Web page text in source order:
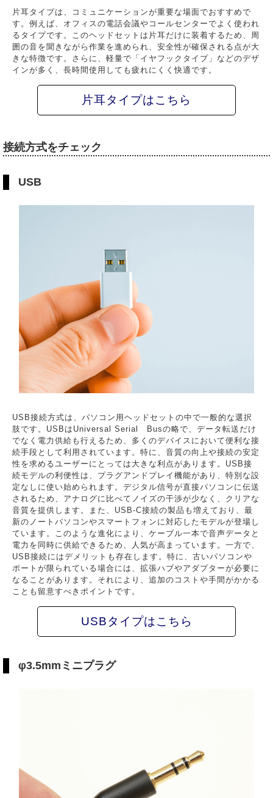
片耳タイプは、コミュニケーションが重要な場面でおすすめで
す。例えば、オフィスの電話会議やコールセンターでよく使われ
るタイプです。このヘッドセットは片耳だけに装着するため、周
囲の音を聞きながら作業を進められ、安全性が確保される点が大
きな特徴です。さらに、軽量で「イヤフックタイプ」などのデザ
インが多く、長時間使用しても疲れにくく快適です。
片耳タイプはこちら
接続方式をチェック
USB
USB接続方式は、パソコン用ヘッドセットの中で一般的な選択
肢です。USBはUniversal Serial Busの略で、データ転送だけ
でなく電力供給も行えるため、多くのデバイスにおいて便利な接
続手段として利用されています。特に、音質の向上や接続の安定
性を求めるユーザーにとっては大きな利点があります。USB接
続モデルの利便性は、プラグアンドプレイ機能があり、特別な設
定なしに使い始められます。デジタル信号が直接パソコンに伝送
されるため、アナログに比べてノイズの干渉が少なく、クリアな
音質を提供します。また、USB-C接続の製品も増えており、最
新のノートパソコンやスマートフォンに対応したモデルが登場し
ています。このような進化により、ケーブル一本で音声データと
電力を同時に供給できるため、人気が高まっています。一方で、
USB接続にはデメリットも存在します。特に、古いパソコンや
ポートが限られている場合には、拡張ハブやアダプターが必要に
なることがあります。それにより、追加のコストや手間がかかる
ことも留意すべきポイントです。
USBタイプはこちら
φ3.5mmミニプラグ